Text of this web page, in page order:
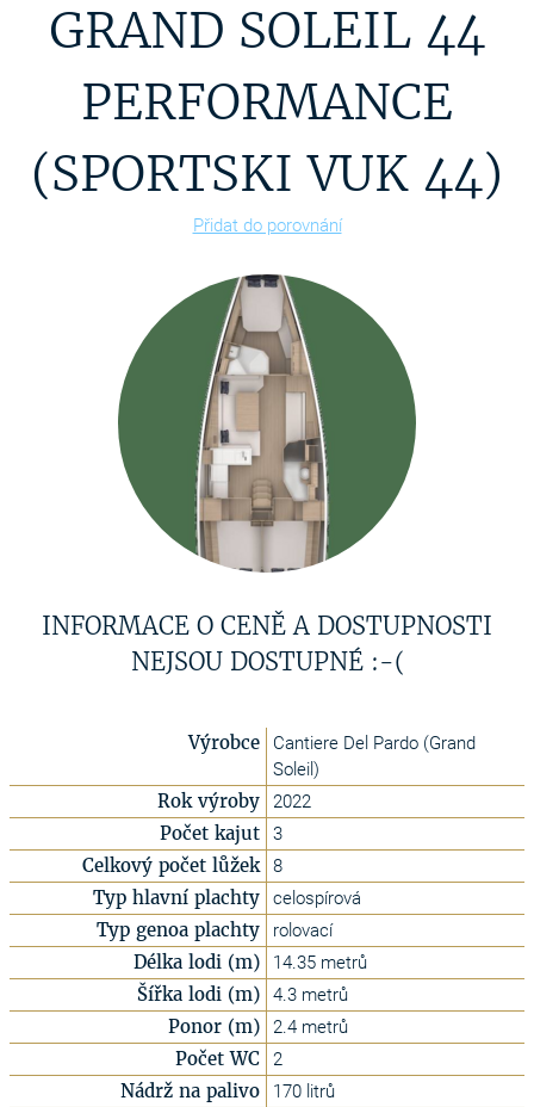
GRAND SOLEIL 44
PERFORMANCE
(SPORTSKI VUK 44)
Přidat do porovnání
INFORMACE O CENĚ A DOSTUPNOSTI
NEJSOU DOSTUPNÉ :-(
Výrobce
Cantiere Del Pardo (Grand
Soleil)
Rok výroby 2022
Počet kajut 3
Celkový počet lůžek 8
Typ hlavní plachty celospírová
Typ genoa plachty rolovací
Délka lodi (m) 14.35 metrů
Šířka lodi (m) 4.3 metrů
Ponor (m) 2.4 metrů
Počet WC 2
Nádrž na palivo 170 litrů